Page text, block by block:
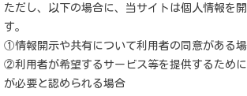
ただし、以下の場合に、当サイトは個人情報を
す。
①情報開示や共有について利用者の同意がある
②利用者が希望するサービス等を提供するため
が必要と認められる場合